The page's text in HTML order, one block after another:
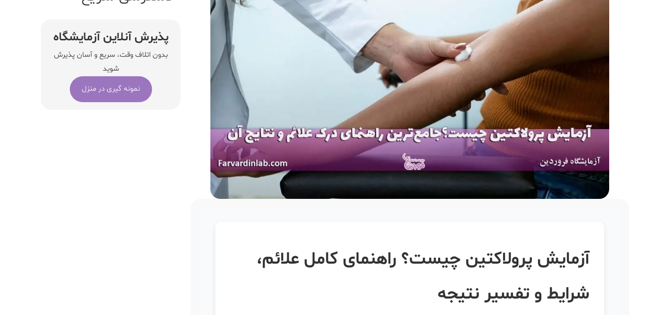
آزمایش پرولاکتین چیست؟ راهنمای کامل علائم،
شرایط و تفسیر نتیجه
پذیرش آنلاین آزمایشگاه
بدون اتلاف وقت، سریع و آسان پذیرش
شوید
نمونه گیری در منزل